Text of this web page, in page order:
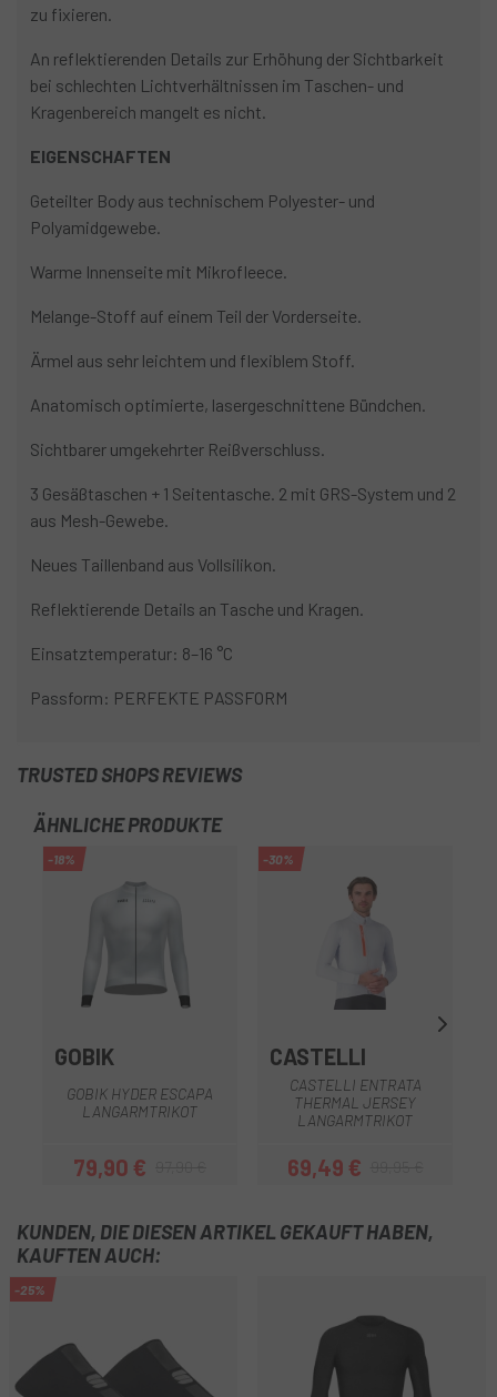
zu fixieren.
An reflektierenden Details zur Erhöhung der Sichtbarkeit
bei schlechten Lichtverhältnissen im Taschen- und
Kragenbereich mangelt es nicht.
EIGENSCHAFTEN
Geteilter Body aus technischem Polyester- und
Polyamidgewebe.
Warme Innenseite mit Mikrofleece.
Melange-Stoff auf einem Teil der Vorderseite.
Ärmel aus sehr leichtem und flexiblem Stoff.
Anatomisch optimierte, lasergeschnittene Bündchen.
Sichtbarer umgekehrter Reißverschluss.
3 Gesäßtaschen + 1 Seitentasche. 2 mit GRS-System und 2
aus Mesh-Gewebe.
Neues Taillenband aus Vollsilikon.
Reflektierende Details an Tasche und Kragen.
Einsatztemperatur: 8–16 °C
Passform: PERFEKTE PASSFORM
TRUSTED SHOPS REVIEWS
ÄHNLICHE PRODUKTE
-18%
GOBIK
GOBIK HYDER ESCAPA
LANGARMTRIKOT
Preis
79,90 €Regulärer Preis
-30%
CASTELLI
CASTELLI ENTRATA
THERMAL JERSEY
LANGARMTRIKOT
Preis
69,49 €Regulärer Preis
KUNDEN, DIE DIESEN ARTIKEL GEKAUFT HABEN,
KAUFTEN AUCH:
-25%